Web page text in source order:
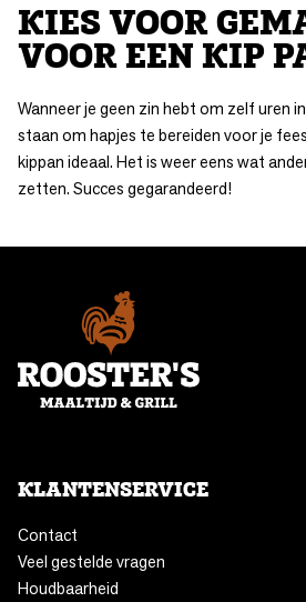
KIES VOOR
VOOR EEN KIP
Wanneer je geen zin hebt om zelf uren
staan om hapjes te bereiden voor je
kippan ideaal. Het is weer eens wat
zetten. Succes gegarandeerd!
KLANTENSERVICE
Contact
Veel gestelde vragen
Houdbaarheid